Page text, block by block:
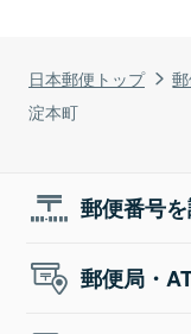
日本郵便トップ
淀本町
郵便番号
郵便局・